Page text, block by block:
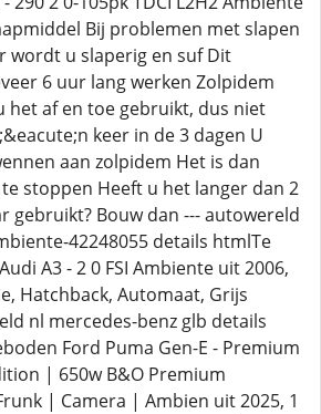
Bij problemen met slapen
wordt u slaperig en suf Dit
6 uur lang werken Zolpidem
het af en toe gebruikt, dus niet
keer in de 3 dagen U
aan zolpidem Het is dan
stoppen Heeft u het langer dan 2
gebruikt? Bouw dan --- autowereld
42248055 details htmlTe
A3 - 2 0 FSI Ambiente uit 2006,
Hatchback, Automaat, Grijs
nl mercedes-benz glb details
Ford Puma Gen-E - Premium
| 650w B&O Premium
| Camera | Ambien uit 2025, 1